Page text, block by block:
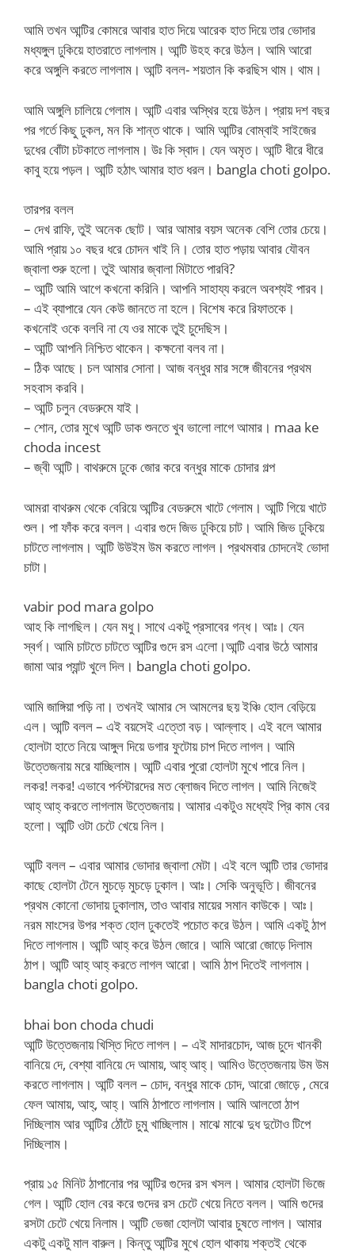
আমি তখন আন্টির কোমরে আবার হাত দিয়ে আরেক হাত দিয়ে তার ভোদার
মধ্যঙ্গুল ঢুকিয়ে হাতরাতে লাগলাম। আন্টি উহহ করে উঠল। আমি আরো
করে অঙ্গুলি করতে লাগলাম। আন্টি বলল- শয়তান কি করছিস থাম। থাম।
আমি অঙ্গুলি চালিয়ে গেলাম। আন্টি এবার অস্থির হয়ে উঠল। প্রায় দশ বছর
পর গর্তে কিছু ঢুকল, মন কি শান্ত থাকে। আমি আন্টির বোম্বাই সাইজের
দুধের বোঁটা চটকাতে লাগলাম। উঃ কি স্বাদ। যেন অমৃত। আন্টি ধীরে ধীরে
কাবু হয়ে পড়ল। আন্টি হঠাৎ আমার হাত ধরল। bangla choti golpo.
তারপর বলল
– দেখ রাফি, তুই অনেক ছোট। আর আমার বয়স অনেক বেশি তোর চেয়ে।
আমি প্রায় ১০ বছর ধরে চোদন খাই নি। তোর হাত পড়ায় আবার যৌবন
জ্বালা শুরু হলো। তুই আমার জ্বালা মিটাতে পারবি?
– আন্টি আমি আগে কখনো করিনি। আপনি সাহায্য করলে অবশ্যই পারব।
– এই ব্যাপারে যেন কেউ জানতে না হলে। বিশেষ করে রিফাতকে।
কখনোই ওকে বলবি না যে ওর মাকে তুই চুদেছিস।
– আন্টি আপনি নিশ্চিত থাকেন। কক্ষনো বলব না।
– ঠিক আছে। চল আমার সোনা। আজ বন্ধুর মার সঙ্গে জীবনের প্রথম
সহবাস করবি।
– আন্টি চলুন বেডরুমে যাই।
– শোন, তোর মুখে আন্টি ডাক শুনতে খুব ভালো লাগে আমার। maa ke
choda incest
– জ্বী আন্টি। বাথরুমে ঢুকে জোর করে বন্ধুর মাকে চোদার গল্প
আমরা বাথরুম থেকে বেরিয়ে আন্টির বেডরুমে খাটে গেলাম। আন্টি গিয়ে খাটে
শুল। পা ফাঁক করে বলল। এবার গুদে জিভ ঢুকিয়ে চাট। আমি জিভ ঢুকিয়ে
চাটতে লাগলাম। আন্টি উউইম উম করতে লাগল। প্রথমবার চোদনেই ভোদা
চাটা।
vabir pod mara golpo
আহ কি লাগছিল। যেন মধু। সাথে একটু প্রসাবের গন্ধ। আঃ। যেন
স্বর্গ। আমি চাটতে চাটতে আন্টির গুদে রস এলো।আন্টি এবার উঠে আমার
জামা আর প্যান্ট খুলে দিল। bangla choti golpo.
আমি জাঙ্গিয়া পড়ি না। তখনই আমার সে আমলের ছয় ইঞ্চি হোল বেড়িয়ে
এল। আন্টি বলল – এই বয়সেই এত্তো বড়। আল্লাহ। এই বলে আমার
হোলটা হাতে নিয়ে আঙ্গুল দিয়ে ডগার ফুটোয় চাপ দিতে লাগল। আমি
উত্তেজনায় মরে যাচ্ছিলাম। আন্টি এবার পুরো হোলটা মুখে পারে নিল।
লকর! লকর! এভাবে পর্নস্টারদের মত ব্লোজব দিতে লাগল। আমি নিজেই
আহ্ আহ্ করতে লাগলাম উত্তেজনায়। আমার একটুও মধ্যেই প্রি কাম বের
হলো। আন্টি ওটা চেটে খেয়ে নিল।
আন্টি বলল – এবার আমার ভোদার জ্বালা মেটা। এই বলে আন্টি তার ভোদার
কাছে হোলটা টেনে মুচড়ে মুচড়ে ঢুকাল। আঃ। সেকি অনুভূতি। জীবনের
প্রথম কোনো ভোদায় ঢুকালাম, তাও আবার মায়ের সমান কাউকে। আঃ।
নরম মাংসের উপর শক্ত হোল ঢুকতেই পচোত করে উঠল। আমি একটু ঠাপ
দিতে লাগলাম। আন্টি আহ্ করে উঠল জোরে। আমি আরো জোড়ে দিলাম
ঠাপ। আন্টি আহ্ আহ্ করতে লাগল আরো। আমি ঠাপ দিতেই লাগলাম।
bangla choti golpo.
bhai bon choda chudi
আন্টি উত্তেজনায় খিস্তি দিতে লাগল। – এই মাদারচোদ, আজ চুদে খানকী
বানিয়ে দে, বেশ্যা বানিয়ে দে আমায়, আহ্ আহ্। আমিও উত্তেজনায় উম উম
করতে লাগলাম। আন্টি বলল – চোদ, বন্ধুর মাকে চোদ, আরো জোড়ে , মেরে
ফেল আমায়, আহ্, আহ্। আমি ঠাপাতে লাগলাম। আমি আলতো ঠাপ
দিচ্ছিলাম আর আন্টির ঠোঁটে চুমু খাচ্ছিলাম। মাঝে মাঝে দুধ দুটোও টিপে
দিচ্ছিলাম।
প্রায় ১৫ মিনিট ঠাপানোর পর আন্টির গুদের রস খসল। আমার হোলটা ভিজে
গেল। আন্টি হোল বের করে গুদের রস চেটে খেয়ে নিতে বলল। আমি গুদের
রসটা চেটে খেয়ে নিলাম। আন্টি ভেজা হোলটা আবার চুষতে লাগল। আমার
একটু একটু মাল বারুল। কিন্তু আন্টির মুখে হোল থাকায় শক্তই থেকে